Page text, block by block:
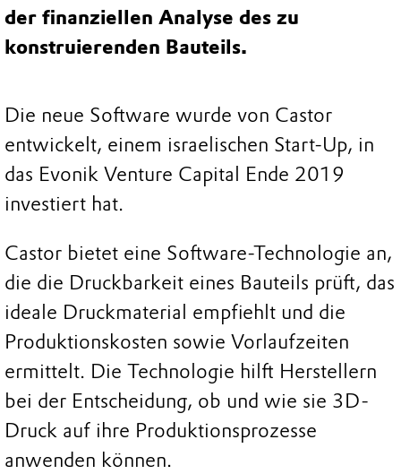
der finanziellen Analyse des zu
konstruierenden Bauteils.
Die neue Software wurde von Castor
entwickelt, einem israelischen Start-Up, in
das Evonik Venture Capital Ende 2019
investiert hat.
Castor bietet eine Software-Technologie an,
die die Druckbarkeit eines Bauteils prüft, das
ideale Druckmaterial empfiehlt und die
Produktionskosten sowie Vorlaufzeiten
ermittelt. Die Technologie hilft Herstellern
bei der Entscheidung, ob und wie sie 3D-
Druck auf ihre Produktionsprozesse
anwenden können.